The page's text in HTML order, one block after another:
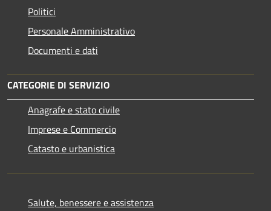
Politici
Personale Amministrativo
Documenti e dati
CATEGORIE DI SERVIZIO
Anagrafe e stato civile
Imprese e Commercio
Catasto e urbanistica
Salute, benessere e assistenza